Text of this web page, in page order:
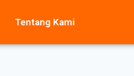
Tentang Kami